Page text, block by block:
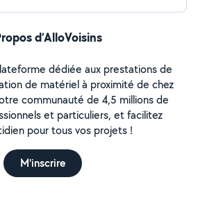
d’AlloVoisins
dédiée aux prestations de
de matériel à proximité de chez
communauté de 4,5 millions de
et particuliers, et facilitez
pour tous vos projets !
M'inscrire